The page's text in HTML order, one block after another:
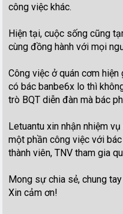
công việc khác.
Hiện tại, cuộc sống cũng
cùng đồng hành với mọi
Công việc ở quán cơm
có bác banbe6x lo thì
trò BQT diễn đàn mà bác
Letuantu xin nhận nhiệm
một phần công việc với
thành viên, TNV tham gia
Mong sự chia sẻ, chung
Xin cảm ơn!